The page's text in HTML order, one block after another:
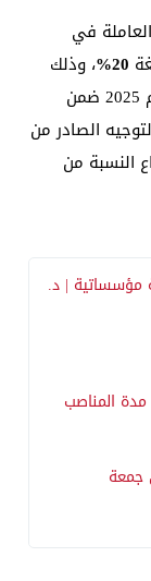
في
20% ، وذلك
استناداً لقرار مجلس الوزراء المتخذ أواخر العام 2025 ضمن
الصادر من
النسبة من
مؤسساتية | د.
المناصب
جمعة